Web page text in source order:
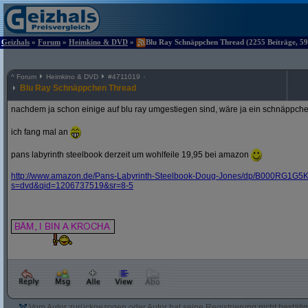
Geizhals » Forum » Heimkino & DVD » Blu Ray Schnäppchen Thread (2255 Beiträge,
^ Forum Heimkino & DVD #4711019
Blu Ray Schnäppchen Thread
nachdem ja schon einige auf blu ray umgestiegen sind, wäre ja ein
ich fang mal an
pans labyrinth steelbook derzeit um wohlfeile 19,95 bei amazon
http://www.amazon.de/Pans-Labyrinth-Steelbook-Doug-Jones/dp/
s=dvd&qid=1206737519&sr=8-5